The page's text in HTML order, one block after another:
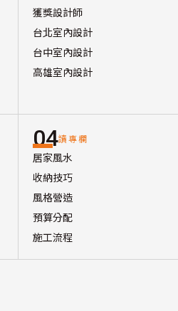
獲獎設計師
台北室內設計
台中室內設計
高雄室內設計
04讀專欄
居家風水
收納技巧
風格營造
預算分配
施工流程